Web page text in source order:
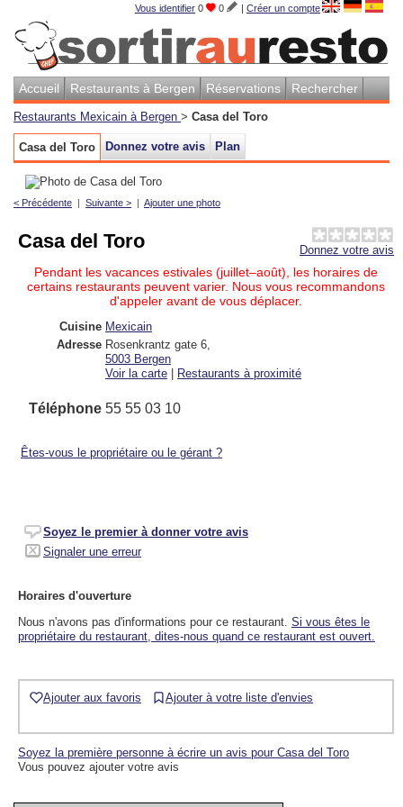
Vous identifier 0 0 | Créer un compte
Accueil Restaurants à Bergen Réservations Rechercher
Restaurants Mexicain à Bergen > Casa del Toro
Casa del Toro Donnez votre avis Plan
< Précédente | Suivante > | Ajouter une photo
Donnez votre avis
Casa del Toro
Pendant les vacances estivales (juillet–août), les horaires de
certains restaurants peuvent varier. Nous vous recommandons
d'appeler avant de vous déplacer.
Cuisine Mexicain
Adresse Rosenkrantz gate 6
5003 Bergen
Voir la carte
Restaurants à proximité
Téléphone 55 55 03 10
Êtes-vous le propriétaire ou le gérant ?
Soyez le premier à donner votre avis
Signaler une erreur
Horaires d'ouverture
Nous n'avons pas d'informations pour ce restaurant. Si vous êtes le
propriétaire du restaurant, dites-nous quand ce restaurant est ouvert.
Ajouter aux favoris Ajouter à votre liste d'envies
Soyez la première personne à écrire un avis pour Casa del Toro
Vous pouvez ajouter votre avis